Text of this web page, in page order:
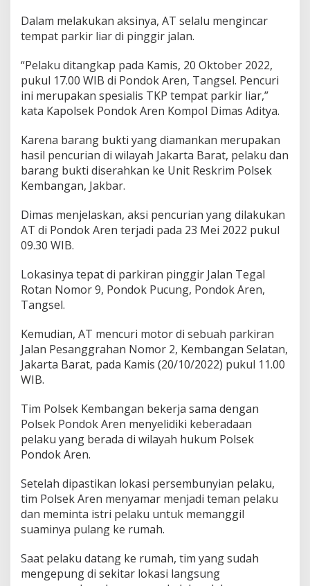
n
L
a
r
Dalam melakukan aksinya, AT selalu mengincar
tempat parkir liar di pinggir jalan.
“Pelaku ditangkap pada Kamis, 20 Oktober 2022,
pukul 17.00 WIB di Pondok Aren, Tangsel. Pencuri
ini merupakan spesialis TKP tempat parkir liar,”
kata Kapolsek Pondok Aren Kompol Dimas Aditya.
Karena barang bukti yang diamankan merupakan
hasil pencurian di wilayah Jakarta Barat, pelaku dan
barang bukti diserahkan ke Unit Reskrim Polsek
Kembangan, Jakbar.
Dimas menjelaskan, aksi pencurian yang dilakukan
AT di Pondok Aren terjadi pada 23 Mei 2022 pukul
09.30 WIB.
Lokasinya tepat di parkiran pinggir Jalan Tegal
Rotan Nomor 9, Pondok Pucung, Pondok Aren,
Tangsel.
Kemudian, AT mencuri motor di sebuah parkiran
Jalan Pesanggrahan Nomor 2, Kembangan Selatan,
Jakarta Barat, pada Kamis (20/10/2022) pukul 11.00
WIB.
Tim Polsek Kembangan bekerja sama dengan
Polsek Pondok Aren menyelidiki keberadaan
pelaku yang berada di wilayah hukum Polsek
Pondok Aren.
Setelah dipastikan lokasi persembunyian pelaku,
tim Polsek Aren menyamar menjadi teman pelaku
dan meminta istri pelaku untuk memanggil
suaminya pulang ke rumah.
Saat pelaku datang ke rumah, tim yang sudah
mengepung di sekitar lokasi langsung